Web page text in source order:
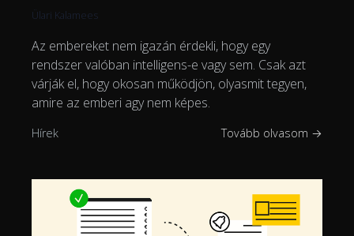
Ülari Kalamees
Az embereket nem igazán érdekli, hogy egy
rendszer valóban intelligens-e vagy sem. Csak azt
várják el, hogy okosan működjön, olyasmit tegyen,
amire az emberi agy nem képes.
Hírek Tovább olvasom →